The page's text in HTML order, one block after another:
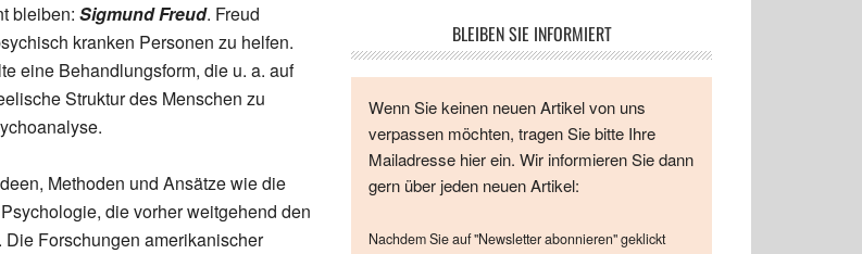
bleiben: Sigmund Freud. Freud
kranken Personen zu helfen.
eine Behandlungsform, die u. a. auf
Struktur des Menschen zu
Methoden und Ansätze wie die
die vorher weitgehend den
Forschungen amerikanischer
BLEIBEN SIE INFORMIERT
Wenn Sie keinen neuen Artikel von uns
verpassen möchten, tragen Sie bitte Ihre
Mailadresse hier ein. Wir informieren Sie dann
gern über jeden neuen Artikel:
Nachdem Sie auf "Newsletter abonnieren" geklickt